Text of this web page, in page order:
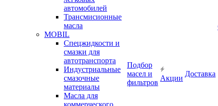
автомобилей
Трансмисионные
масла
MOBIL
Cпецжидкости и
смазки для
автотранспорта
Индустриальные
смазочные
материалы
Масла для
коммерческого
Подбор
масел и
фильтров
Акции
Доставка